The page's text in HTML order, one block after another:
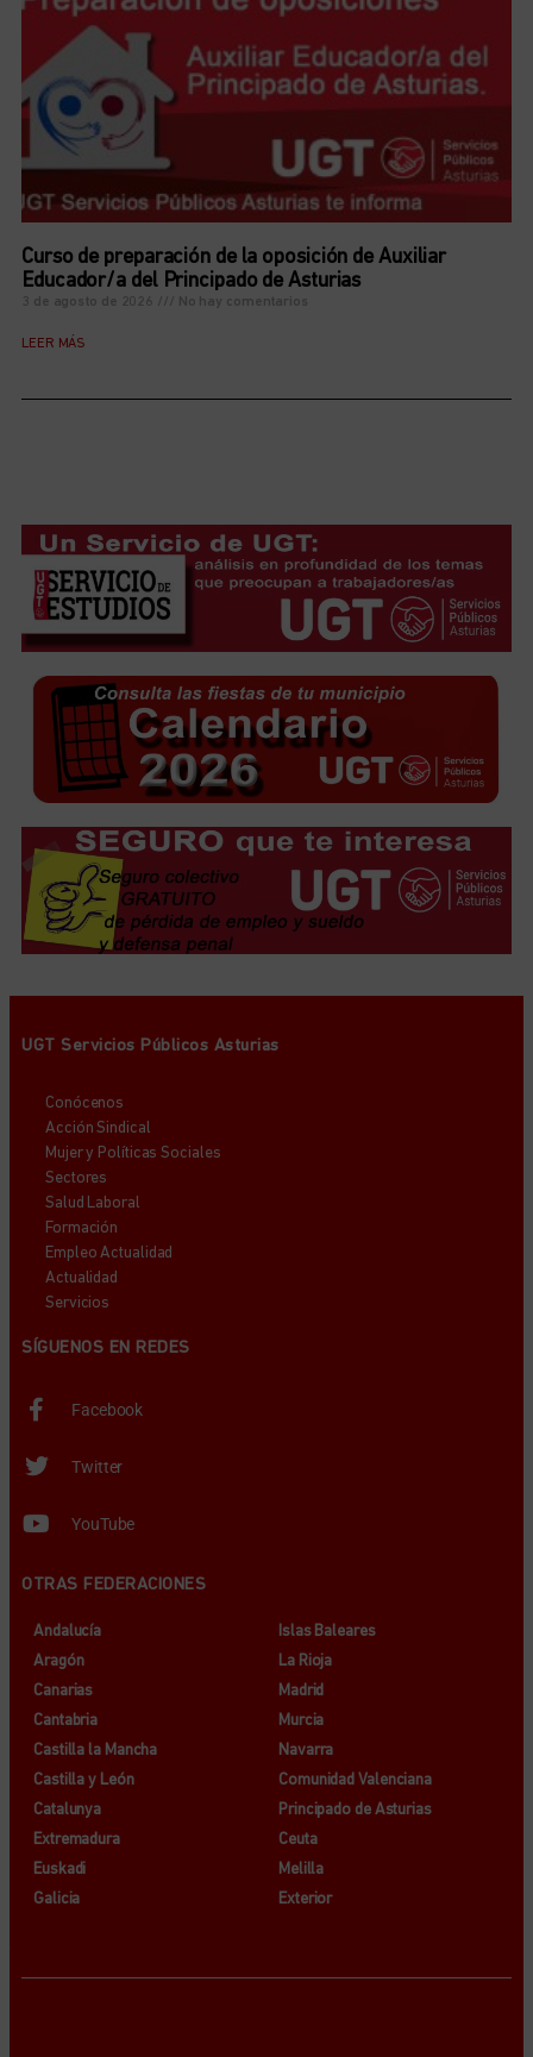
Curso de preparación de la oposición de Auxiliar
Educador/a del Principado de Asturias
3 de agosto de 2026 No hay comentarios
LEER MÁS
UGT Servicios Públicos Asturias
Conócenos
Acción Sindical
Mujer y Políticas Sociales
Sectores
Salud Laboral
Formación
Empleo Actualidad
Actualidad
Servicios
SÍGUENOS EN REDES
Facebook
Twitter
YouTube
OTRAS FEDERACIONES
Andalucía
Aragón
Canarias
Cantabria
Castilla la Mancha
Castilla y León
Catalunya
Extremadura
Euskadi
Galicia
Islas Baleares
La Rioja
Madrid
Murcia
Navarra
Comunidad Valenciana
Principado de Asturias
Ceuta
Melilla
Exterior